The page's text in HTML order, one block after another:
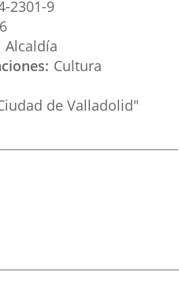
2301-9
Alcaldía
Cultura
de Valladolid"